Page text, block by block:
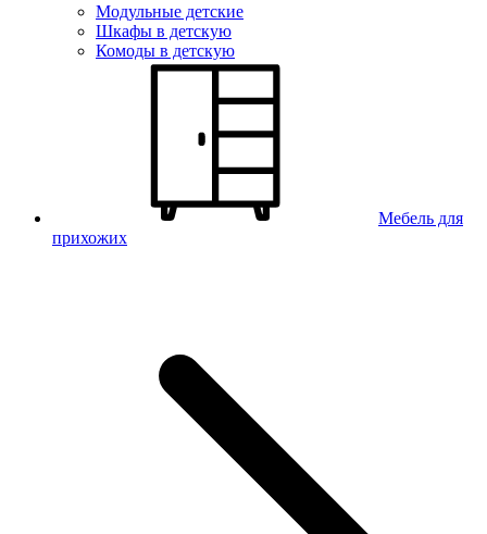
Модульные детские
Шкафы в детскую
Комоды в детскую
Мебель для
прихожих